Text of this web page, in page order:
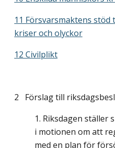
11 Försvarsmaktens stöd
kriser och olyckor
12 Civilplikt
2 Förslag till
Riksdagen ställer
i motionen om att
med en plan för